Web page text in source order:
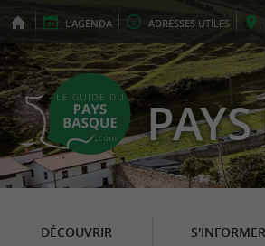
L'AGENDA ADRESSES UTILES
DÉCOUVRIR S'INFORMER